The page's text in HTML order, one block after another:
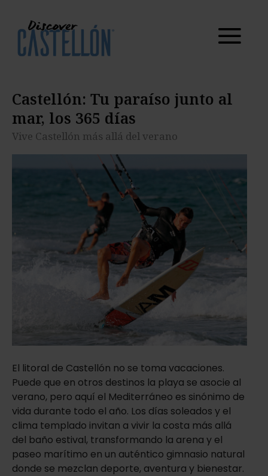
días
Castellón: Tu paraíso junto al
mar, los 365 días
Vive Castellón más allá del verano
El litoral de Castellón no se toma vacaciones.
Puede que en otros destinos la playa se asocie al
verano, pero aquí el Mediterráneo es sinónimo de
vida durante todo el año. Los días soleados y el
clima templado invitan a vivir la costa más allá
del baño estival, transformando la arena y el
paseo marítimo en un auténtico gimnasio natural
donde se mezclan deporte, aventura y bienestar.